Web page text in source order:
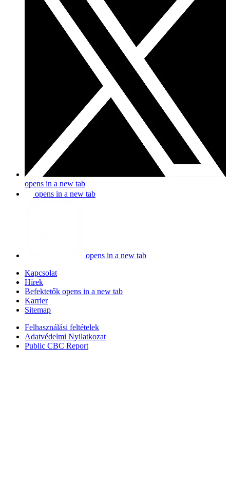
opens in a new tab
opens in a new tab
opens in a new tab
Kapcsolat
Hírek
Befektetők opens in a new tab
Karrier
Sitemap
Felhasználási feltételek
Adatvédelmi Nyilatkozat
Public CBC Report